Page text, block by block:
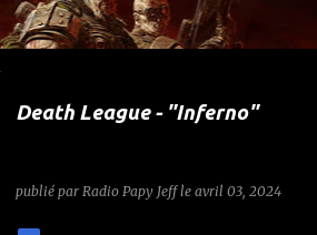
Death League - "Inferno"
publié par Radio Papy Jeff le avril 03, 2024